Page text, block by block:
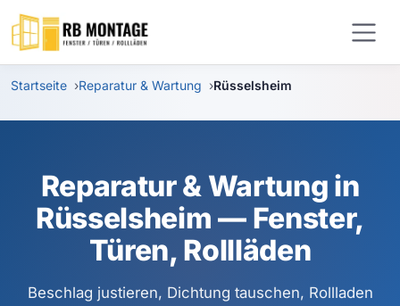
Zum Hauptinhalt springen
Startseite Reparatur & Wartung Rüsselsheim
Reparatur & Wartung in
Rüsselsheim — Fenster,
Türen, Rollläden
Beschlag justieren, Dichtung tauschen, Rollladen